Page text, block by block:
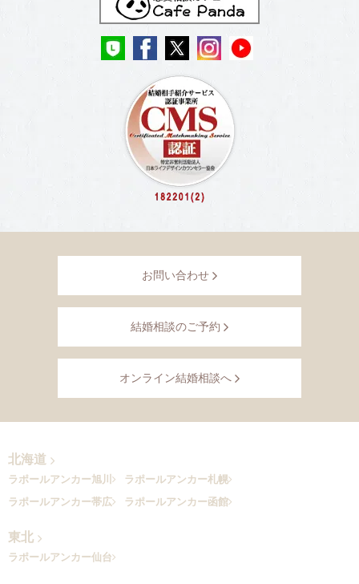
お問い合わせ
結婚相談のご予約
オンライン結婚相談へ
北海道
ラポールアンカー旭川
ラポールアンカー札幌
ラポールアンカー帯広
ラポールアンカー函館
東北
ラポールアンカー仙台